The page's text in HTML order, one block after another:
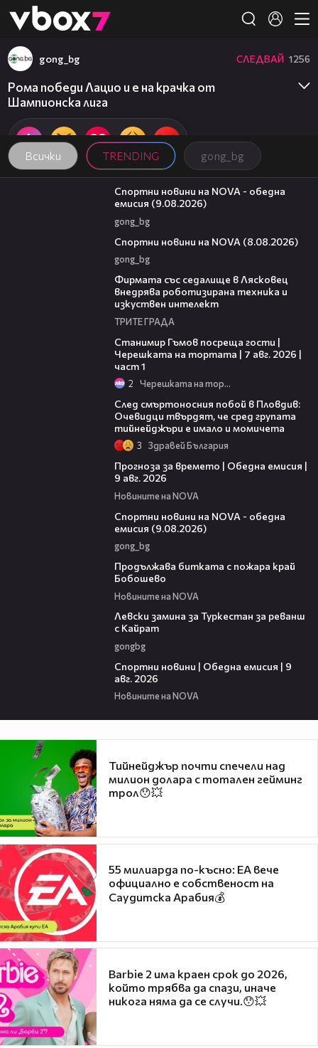
👾
Всички TRENDING gong_bg
gong_bg СЛЕДВАЙ 1256
Рома победи Лацио и е на крачка от
Шампионска лига
04:25
Спортни новини на NOVA - обедна
емисия (9.08.2026)
gong_bg
Спортни новини на NOVA (8.08.2026)
gong_bg
Фирмата със седалище в Лясковец
внедрява роботизирана техника и
изкуствен интелект
ТРИТЕ ГРАДА
Станимир Гъмов посреща гости |
Черешката на тортата | 7 авг. 2026 |
част 1
2 Черешката на тортата
След смъртоносния побой в Пловдив:
Очевидци твърдят, че сред групата
тийнейджъри е имало и момичета
3 Здравей България
Прогноза за времето | Обедна емисия |
9 авг. 2026
Новините на NOVA
Спортни новини на NOVA - обедна
емисия (9.08.2026)
gong_bg
Продължава битката с пожара край
Бобошево
Новините на NOVA
Левски замина за Туркестан за реванш
с Кайрат
gongbg
Спортни новини | Обедна емисия | 9
aвг. 2026
Новините на NOVA
Тийнейджър почти спечели над
милион долара с тотален гейминг
трол😯💥
55 милиарда по-късно: EA вече
официално е собственост на
Саудитска Арабия💰
Barbie 2 има краен срок до 2026,
който трябва да спази, иначе
никога няма да се случи.😯💥